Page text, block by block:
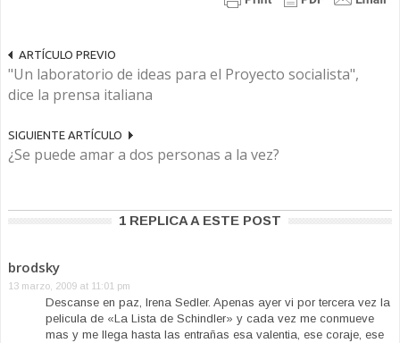
ARTÍCULO PREVIO
"Un laboratorio de ideas para el Proyecto socialista",
dice la prensa italiana
SIGUIENTE ARTÍCULO
¿Se puede amar a dos personas a la vez?
1 REPLICA A ESTE POST
brodsky
13 marzo, 2009 at 11:01 pm
Descanse en paz, Irena Sedler. Apenas ayer vi por tercera vez la
pelicula de «La Lista de Schindler» y cada vez me conmueve
mas y me llega hasta las entrañas esa valentia, ese coraje, ese